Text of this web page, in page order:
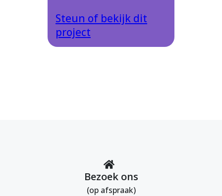
Steun of bekijk dit
project
Bezoek ons
(op afspraak)